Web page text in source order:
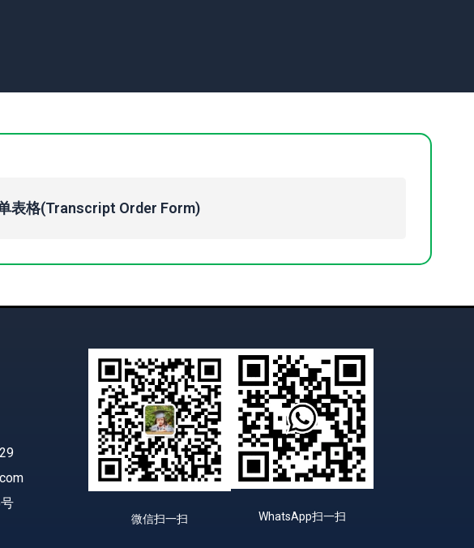
表格(Transcript Order Form)
微信扫一扫 WhatsApp扫一扫